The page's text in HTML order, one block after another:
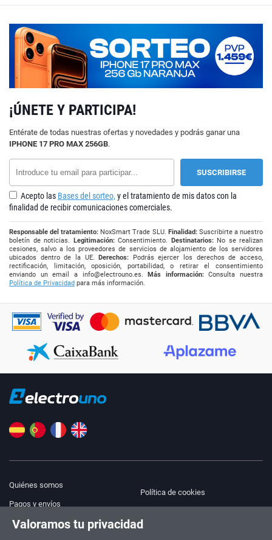
¡ÚNETE Y PARTICIPA!
Entérate de todas nuestras ofertas y novedades y podrás ganar una
IPHONE 17 PRO MAX 256GB.
Acepto las Bases del sorteo, y el tratamiento de mis datos con la
finalidad de recibir comunicaciones comerciales.
Responsable del tratamiento: NoxSmart Trade SLU. Finalidad:Suscribirte a nuestro
boletín de noticias. Legitimación:Consentimiento. Destinatarios:No se realizan
cesiones, salvo a los proveedores de servicios de alojamiento de los servidores
ubicados dentro de la UE.Derechos: Podrás ejercer los derechos de acceso,
rectificación, limitación, oposición, portabilidad, o retirar el consentimiento
enviando un email a info@electrouno.es.Más información:Consulta nuestra
Política de Privacidad para más información.
Quiénes somos
Pagos y envíos
Aviso legal
Política de cookies
Valoramos tu privacidad